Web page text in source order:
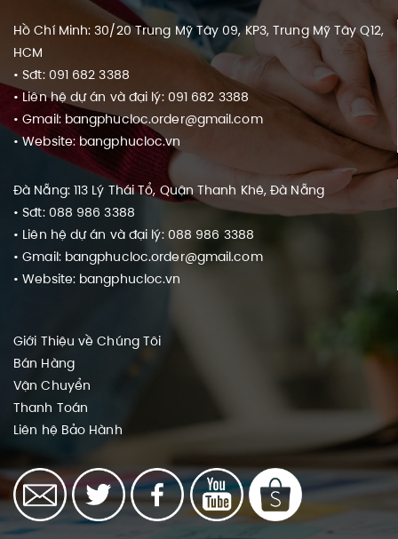
Hồ Chí Minh: 30/20 Trung Mỹ Tây 09, KP3, Trung Mỹ Tây Q12,
HCM
• Sđt: 091 682 3388
• Liên hệ dự án và đại lý: 091 682 3388
• Gmail: bangphucloc.order@gmail.com
• Website: bangphucloc.vn
Đà Nẵng: 113 Lý Thái Tổ, Quận Thanh Khê, Đà Nẵng
• Sđt: 088 986 3388
• Liên hệ dự án và đại lý: 088 986 3388
• Gmail: bangphucloc.order@gmail.com
• Website: bangphucloc.vn
Giới Thiệu về Chúng Tôi
Bán Hàng
Vận Chuyển
Thanh Toán
Liên hệ Bảo Hành